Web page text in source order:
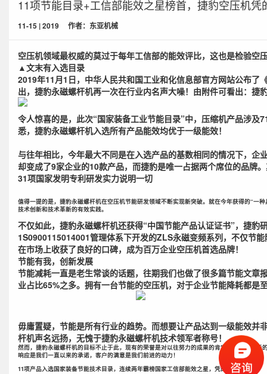
11项节能目录+工信部能效之星榜首，捷豹空压机凭
11-15 | 2019 作者：东亚机械
空压机领域最权威的莫过于每年工信部的能效评比，这也是检验空
▲文末有入选目录
2019年11月1日，中华人民共和国工业和化信息部官方网站公布
出，捷豹永磁螺杆机再一次在行业内名声大噪！由附件可看出：捷
令人惊喜的是，此次“国家装备工业节能目录”中，压缩机产品涉
悉，捷豹永磁螺杆机入选所有产品能效均优于一级能效！
与往年相比，今年最大不同是在入选产品的基数相同的情况下，
却变成了9家企业的10款产品，而捷豹是唯一占据两个席位的品牌
31项国家发明专利研发实力说明一切
值得一提的是，捷豹永磁螺杆机在空压机节能研发领域不断实现新突破。就在今年获得的“一种
技术创新和技术革新的有效实践。
不仅如此，捷豹永磁螺杆机还获得“中国节能产品认证证书”，捷豹
1S0900115014001管理体系下开发的ZLS永磁变频系列，不仅节
在市场上收获了良好的口碑，成为百万企业空压机首选品牌！
节能有我，创新发展
节能减耗一直是老生常谈的话题，往期我们也做了很多篇节能文章
业占比65%之多。拥有一台节能的空压机，对于企业节能降耗都是
毋庸置疑，节能是所有行业的趋势。而想要让产品达到一级能效并
杆机声名远扬，无愧于捷豹永磁螺杆机技术领军者称号！
然而，捷豹永磁螺杆机的目标不止于此，现有的荣誉是对以往努力的成果的肯定，也是对日
响应是我们一直以来的承诺，客户的满意是我们前进的动力！
11项产品入选国家装备节能技术目录，连续两年霸榜国家工信部能效之星，凭的是什么？